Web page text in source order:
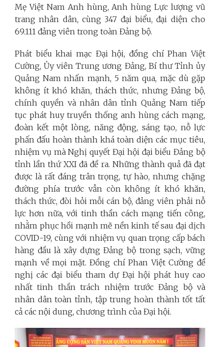
Mẹ Việt Nam Anh hùng, Anh hùng Lực lượng vũ
trang nhân dân, cùng 347 đại biểu, đại diện cho
69.111 đảng viên trong toàn Đảng bộ.
Phát biểu khai mạc Đại hội, đồng chí Phan Việt
Cường, Ủy viên Trung ương Đảng, Bí thư Tỉnh ủy
Quảng Nam nhấn mạnh, 5 năm qua, mặc dù gặp
không ít khó khăn, thách thức, nhưng Đảng bộ,
chính quyền và nhân dân tỉnh Quảng Nam tiếp
tục phát huy truyền thống anh hùng cách mạng,
đoàn kết một lòng, năng động, sáng tạo, nỗ lực
phấn đấu hoàn thành khá toàn diện các mục tiêu,
nhiệm vụ mà Nghị quyết Đại hội đại biểu Đảng bộ
tỉnh lần thứ XXI đã đề ra. Những thành quả đã đạt
được là rất đáng trân trọng, tự hào, nhưng chặng
đường phía trước vẫn còn không ít khó khăn,
thách thức, đòi hỏi mỗi cán bộ, đảng viên phải nỗ
lực hơn nữa, với tinh thần cách mạng tiến công,
nhằm phục hồi mạnh mẽ nền kinh tế sau đại dịch
COVID-19, cùng với nhiệm vụ quan trọng cấp bách
hàng đầu là xây dựng Đảng bộ trong sạch, vững
mạnh về mọi mặt. Đồng chí Phan Việt Cường đề
nghị các đại biểu tham dự Đại hội phát huy cao
nhất tinh thần trách nhiệm trước Đảng bộ và
nhân dân toàn tỉnh, tập trung hoàn thành tốt tất
cả các nội dung, chương trình của Đại hội.